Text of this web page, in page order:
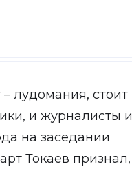
лудомания, стоит
и журналисты и
на заседании
Токаев признал,